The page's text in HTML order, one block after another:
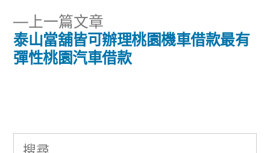
導
覽
上一篇文章
一
篇
泰山當舖皆可辦理桃園機車借款最有
彈性桃園汽車借款
搜